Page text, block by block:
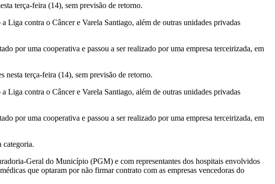
terça-feira (14), sem previsão de retorno.
Liga contra o Câncer e Varela Santiago, além de outras unidades privadas
por uma cooperativa e passou a ser realizado por uma empresa terceirizada, em
nesta terça-feira (14), sem previsão de retorno.
Liga contra o Câncer e Varela Santiago, além de outras unidades privadas
por uma cooperativa e passou a ser realizado por uma empresa terceirizada, em
categoria.
Geral do Município (PGM) e com representantes dos hospitais envolvidos
que optaram por não firmar contrato com as empresas vencedoras do